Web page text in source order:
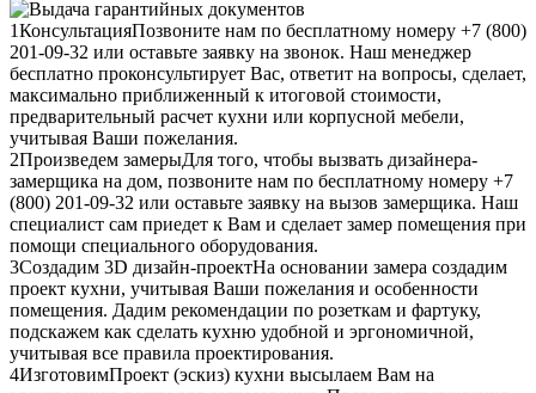
1КонсультацияПозвоните нам по бесплатному номеру +7 (800)
201-09-32 или оставьте заявку на звонок. Наш менеджер
бесплатно проконсультирует Вас, ответит на вопросы, сделает,
максимально приближенный к итоговой стоимости,
предварительный расчет кухни или корпусной мебели,
учитывая Ваши пожелания.
2Произведем замерыДля того, чтобы вызвать дизайнера-
замерщика на дом, позвоните нам по бесплатному номеру +7
(800) 201-09-32 или оставьте заявку на вызов замерщика. Наш
специалист сам приедет к Вам и сделает замер помещения при
помощи специального оборудования.
3Создадим 3D дизайн-проектНа основании замера создадим
проект кухни, учитывая Ваши пожелания и особенности
помещения. Дадим рекомендации по розеткам и фартуку,
подскажем как сделать кухню удобной и эргономичной,
учитывая все правила проектирования.
4ИзготовимПроект (эскиз) кухни высылаем Вам на